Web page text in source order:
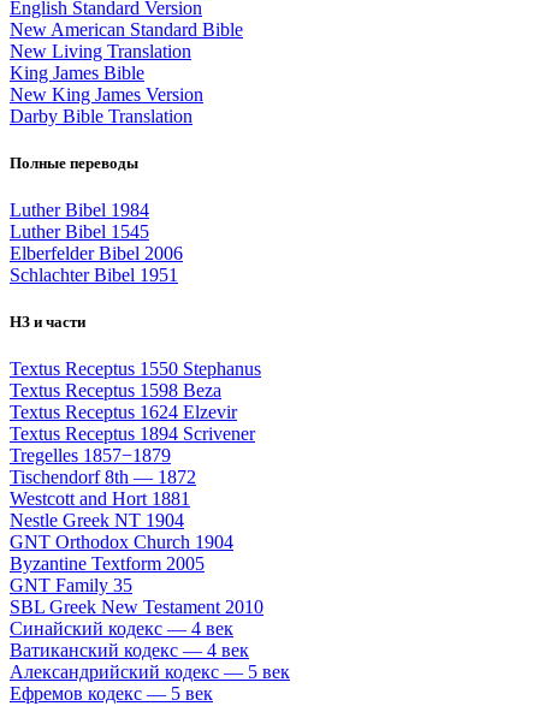
English Standard Version
New American Standard Bible
New Living Translation
King James Bible
New King James Version
Darby Bible Translation
Полные переводы
Luther Bibel 1984
Luther Bibel 1545
Elberfelder Bibel 2006
Schlachter Bibel 1951
НЗ и части
Textus Receptus 1550 Stephanus
Textus Receptus 1598 Beza
Textus Receptus 1624 Elzevir
Textus Receptus 1894 Scrivener
Tregelles 1857−1879
Tischendorf 8th — 1872
Westcott and Hort 1881
Nestle Greek NT 1904
GNT Orthodox Church 1904
Byzantine Textform 2005
GNT Family 35
SBL Greek New Testament 2010
Синайский кодекс — 4 век
Ватиканский кодекс — 4 век
Александрийский кодекс — 5 век
Ефремов кодекс — 5 век